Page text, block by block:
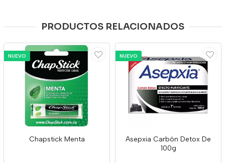
PRODUCTOS RELACIONADOS
NUEVO
Chapstick Menta
NUEVO
Asepxia Carbón Detox De
100g